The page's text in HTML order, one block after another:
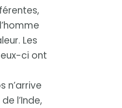
Les
ci ont
n’arrive
l’Inde,